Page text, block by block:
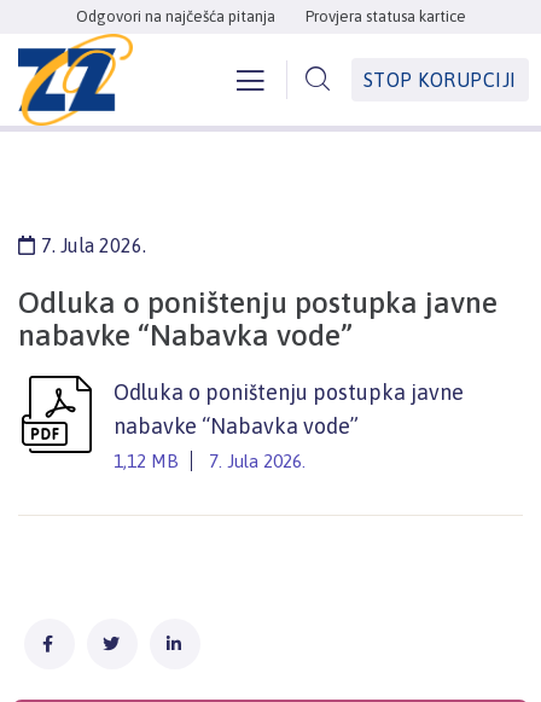
Odgovori na najčešća pitanja Provjera statusa kartice
STOP KORUPCIJI
7. Jula 2026.
Odluka o poništenju postupka javne
nabavke “Nabavka vode”
Odluka o poništenju postupka javne
nabavke “Nabavka vode”
1,12 MB 7. Jula 2026.